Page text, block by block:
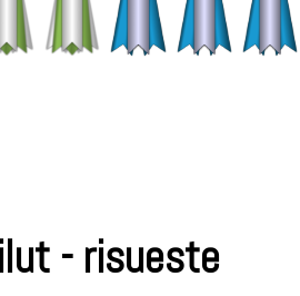
- risueste